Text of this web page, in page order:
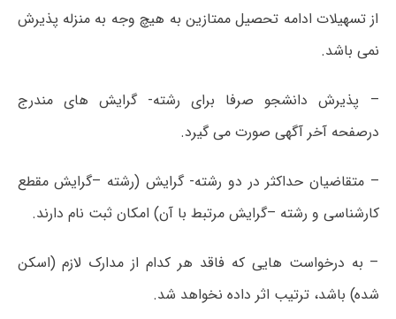
از تسهیلات ادامه تحصیل ممتازین به هیچ وجه به منزله پذیرش
نمی باشد.
– پذیرش دانشجو صرفا برای رشته- گرایش های مندرج
درصفحه آخر آگهی صورت می گیرد.
– متقاضیان حداکثر در دو رشته- گرایش (رشته –گرایش مقطع
کارشناسی و رشته –گرایش مرتبط با آن) امکان ثبت نام دارند.
– به درخواست هایی که فاقد هر کدام از مدارک لازم (اسکن
شده) باشد، ترتیب اثر داده نخواهد شد.